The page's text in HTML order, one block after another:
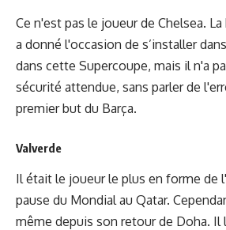
Ce n'est pas le joueur de Chelsea.
a donné l'occasion de s’installer
dans cette Supercoupe, mais il n'a
sécurité attendue, sans parler de
premier but du Barça.
Valverde
Il était le joueur le plus en forme de
pause du Mondial au Qatar.
même depuis son retour de Doha.